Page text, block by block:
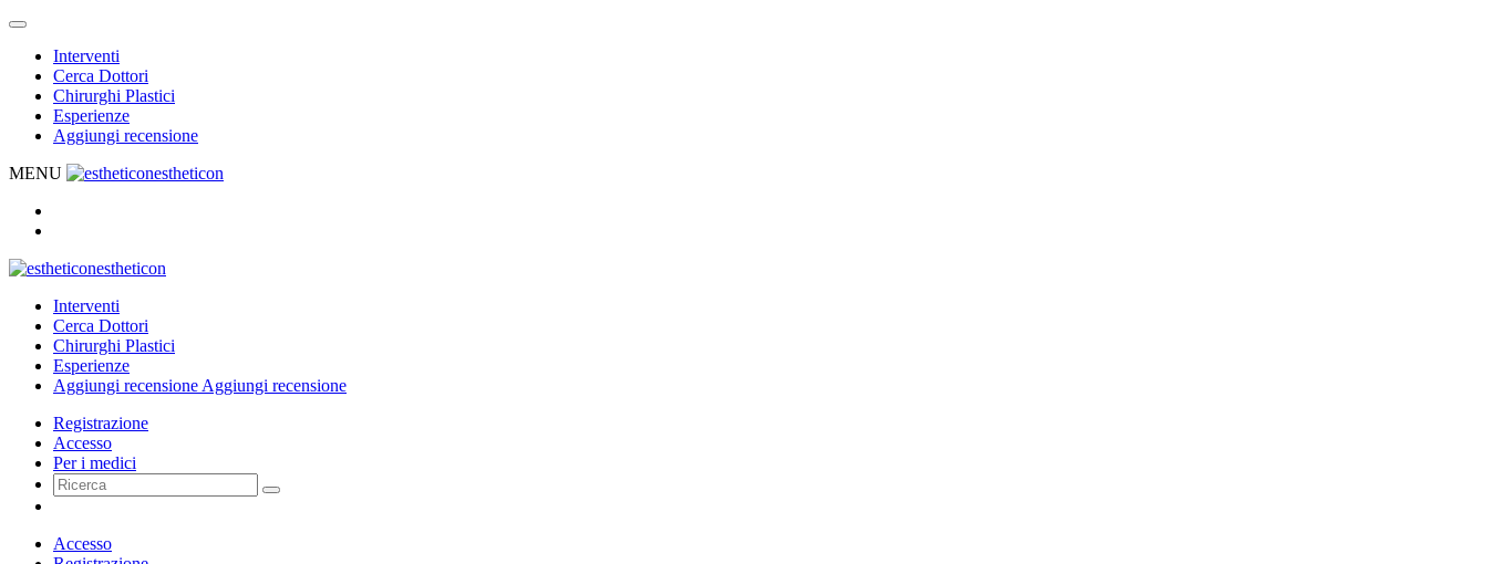
Interventi
Cerca Dottori
Chirurghi Plastici
Esperienze
Aggiungi recensione
MENU
estheticon
estheticon
Interventi
Cerca Dottori
Chirurghi Plastici
Esperienze
Aggiungi recensione Aggiungi recensione
Registrazione
Accesso
Per i medici
Accesso